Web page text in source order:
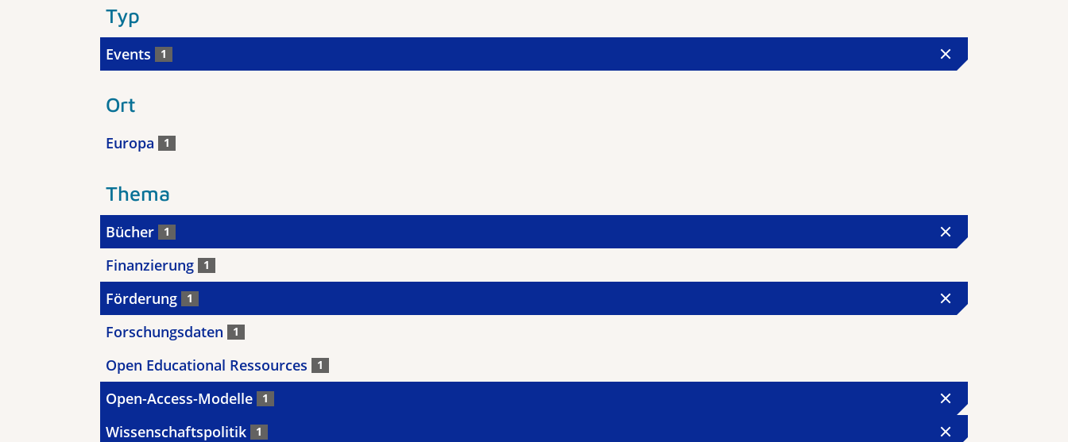
Typ
Events 1
Ort
Europa 1
Thema
Bücher 1
Finanzierung 1
Förderung 1
Forschungsdaten 1
Open Educational Ressources 1
Open-Access-Modelle 1
Wissenschaftspolitik 1